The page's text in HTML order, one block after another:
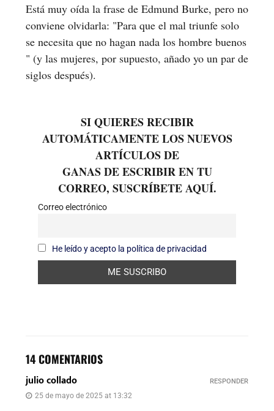
Está muy oída la frase de Edmund Burke, pero no
conviene olvidarla: "Para que el mal triunfe solo
se necesita que no hagan nada los hombre buenos
" (y las mujeres, por supuesto, añado yo un par de
siglos después).
SI QUIERES RECIBIR
AUTOMÁTICAMENTE LOS NUEVOS
ARTÍCULOS DE
GANAS DE ESCRIBIR EN TU
CORREO, SUSCRÍBETE AQUÍ.
Correo electrónico
He leído y acepto la política de privacidad
14 COMENTARIOS
julio collado
25 de mayo de 2025 at 13:32
RESPONDER